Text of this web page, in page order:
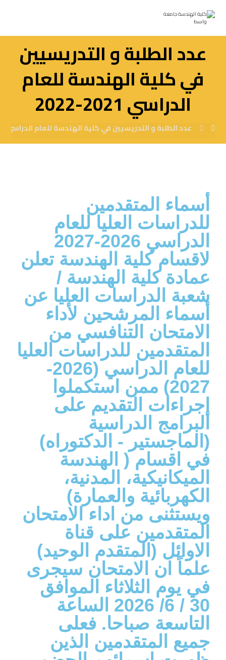
عدد الطلبة و التدريسيين
في كلية الهندسة للعام
الدراسي 2021-2022
عدد الطلبة و التدريسيين في كلية الهندسة للعام الدراسي 2021-2022
أسماء المتقدمين
للدراسات العليا للعام
الدراسي 2026-2027
لاقسام كلية الهندسة تعلن
عمادة كلية الهندسة /
شعبة الدراسات العليا عن
أسماء المرشحين لأداء
الامتحان التنافسي من
المتقدمين للدراسات العليا
للعام الدراسي (2026-
2027) ممن استكملوا
إجراءات التقديم على
البرامج الدراسية
(الماجستير - الدكتوراه)
في اقسام ( الهندسة
الميكانيكية، المدنية،
الكهربائية والعمارة)
ويستثنى من اداء الامتحان
المتقدمين على قناة
الاوائل (المتقدم الوحيد)
علماً ان الامتحان سيجرى
في يوم الثلاثاء الموافق
30 / 6/ 2026 الساعة
التاسعة صباحا. فعلى
جميع المتقدمين الذين